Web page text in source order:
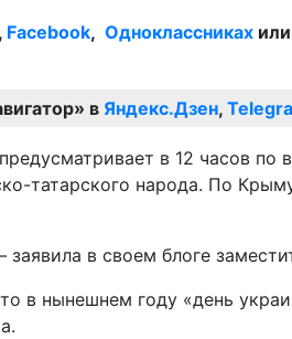
, Facebook, Одноклассниках или
в Яндекс.Дзен,
в 12 часов
татарского народа. По
в своем блоге
в нынешнем году «день